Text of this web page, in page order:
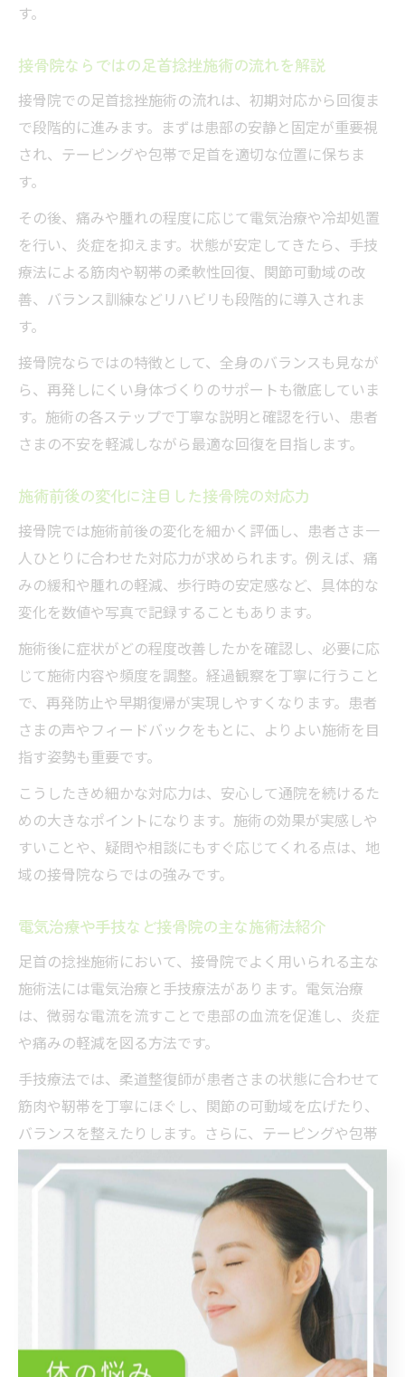
す。
接骨院ならではの足首捻挫施術の流れを解説
接骨院での足首捻挫施術の流れは、初期対応から回復ま
で段階的に進みます。まずは患部の安静と固定が重要視
され、テーピングや包帯で足首を適切な位置に保ちま
す。
その後、痛みや腫れの程度に応じて電気治療や冷却処置
を行い、炎症を抑えます。状態が安定してきたら、手技
療法による筋肉や靭帯の柔軟性回復、関節可動域の改
善、バランス訓練などリハビリも段階的に導入されま
す。
接骨院ならではの特徴として、全身のバランスも見なが
ら、再発しにくい身体づくりのサポートも徹底していま
す。施術の各ステップで丁寧な説明と確認を行い、患者
さまの不安を軽減しながら最適な回復を目指します。
施術前後の変化に注目した接骨院の対応力
接骨院では施術前後の変化を細かく評価し、患者さま一
人ひとりに合わせた対応力が求められます。例えば、痛
みの緩和や腫れの軽減、歩行時の安定感など、具体的な
変化を数値や写真で記録することもあります。
施術後に症状がどの程度改善したかを確認し、必要に応
じて施術内容や頻度を調整。経過観察を丁寧に行うこと
で、再発防止や早期復帰が実現しやすくなります。患者
さまの声やフィードバックをもとに、よりよい施術を目
指す姿勢も重要です。
こうしたきめ細かな対応力は、安心して通院を続けるた
めの大きなポイントになります。施術の効果が実感しや
すいことや、疑問や相談にもすぐ応じてくれる点は、地
域の接骨院ならではの強みです。
電気治療や手技など接骨院の主な施術法紹介
足首の捻挫施術において、接骨院でよく用いられる主な
施術法には電気治療と手技療法があります。電気治療
は、微弱な電流を流すことで患部の血流を促進し、炎症
や痛みの軽減を図る方法です。
手技療法では、柔道整復師が患者さまの状態に合わせて
筋肉や靭帯を丁寧にほぐし、関節の可動域を広げたり、
バランスを整えたりします。さらに、テーピングや包帯
固定も組み合わせて、日常生活やスポーツ復帰をサポー
トします。
これらの施術法は、捻挫の重症度や回復段階によって適
切に選択されます。施術中や施術後の注意点、家庭での
セルフケア方法も詳しくアドバイスされるため、安心し
て治療を受けることができます。